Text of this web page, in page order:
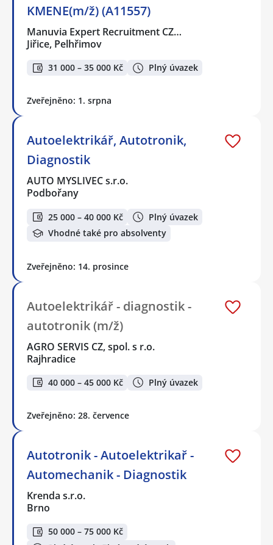
KMENE(m/ž) (A11557)
Manuvia Expert Recruitment CZ…
Jiřice, Pelhřimov
31 000 – 35 000 Kč Plný úvazek
Zveřejněno: 1. srpna
Autoelektrikář, Autotronik,
Diagnostik
AUTO MYSLIVEC s.r.o.
Podbořany
25 000 – 40 000 Kč
Plný úvazek
Vhodné také pro absolventy
Zveřejněno: 14. prosince
Autoelektrikář - diagnostik -
autotronik (m/ž)
AGRO SERVIS CZ, spol. s r.o.
Rajhradice
40 000 – 45 000 Kč Plný úvazek
Zveřejněno: 28. července
Autotronik - Autoelektrikař -
Automechanik - Diagnostik
Krenda s.r.o.
Brno
50 000 – 75 000 Kč